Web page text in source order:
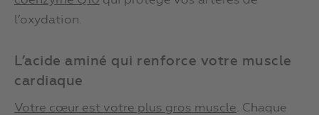
l’oxydation.
L’acide aminé qui renforce votre muscle
cardiaque
Votre cœur est votre plus gros muscle. Chaque